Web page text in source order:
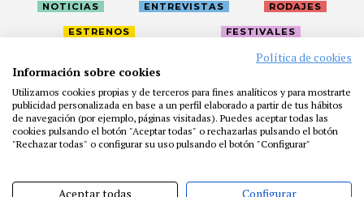
NOTICIAS ENTREVISTAS RODAJES
ESTRENOS FESTIVALES
PRENSA
FUNDACIÓN RESIDENCIAS
AYUDAS
BIBLIOTECA
PUBLICACIONES
CONTACTO
Política de cookies
Información sobre cookies
Utilizamos cookies propias y de terceros para fines analíticos y para mostrarte
publicidad personalizada en base a un perfil elaborado a partir de tus hábitos
de navegación (por ejemplo, páginas visitadas). Puedes aceptar todas las
cookies pulsando el botón "Aceptar todas" o rechazarlas pulsando el botón
"Rechazar todas" o configurar su uso pulsando el botón "Configurar"
Aceptar todas Configurar